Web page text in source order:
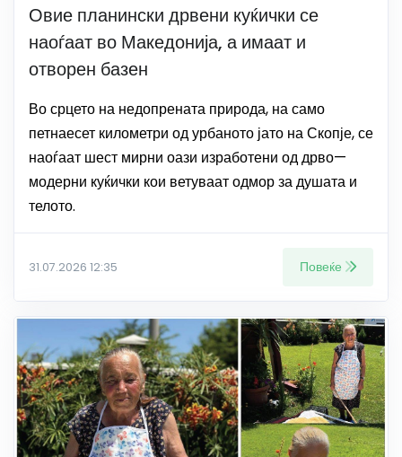
Овие планински дрвени куќички се
наоѓаат во Македонија, а имаат и
отворен базен
Во срцето на недопрената природа, на само
петнаесет километри од урбаното јато на Скопје, се
наоѓаат шест мирни оази изработени од дрво—
модерни куќички кои ветуваат одмор за душата и
телото.
31.07.2026 12:35 Повеќе